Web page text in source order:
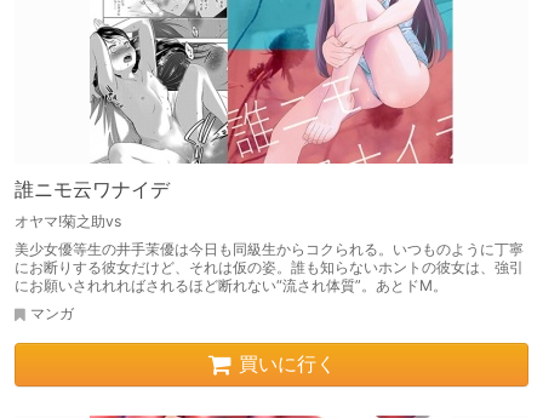
誰ニモ云ワナイデ
オヤマ!菊之助vs
美少女優等生の井手茉優は今日も同級生からコクられる。いつものように丁寧
にお断りする彼女だけど、それは仮の姿。誰も知らないホントの彼女は、強引
にお願いされれればされるほど断れない“流され体質”。あとドM。
マンガ
買いに行く